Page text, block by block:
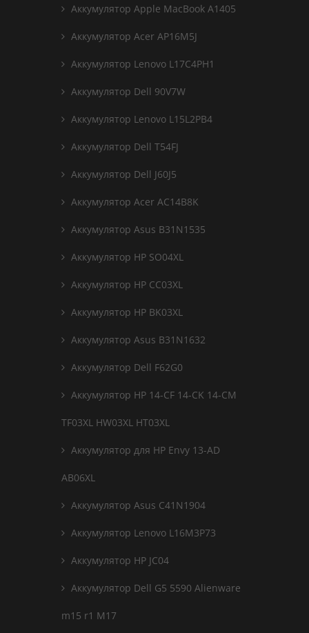
Аккумулятор Apple MacBook A1405
Аккумулятор Acer AP16M5J
Аккумулятор Lenovo L17C4PH1
Аккумулятор Dell 90V7W
Аккумулятор Lenovo L15L2PB4
Аккумулятор Dell T54FJ
Аккумулятор Dell J60J5
Аккумулятор Acer AC14B8K
Аккумулятор Asus B31N1535
Аккумулятор HP SO04XL
Аккумулятор HP CC03XL
Аккумулятор HP BK03XL
Аккумулятор Asus B31N1632
Аккумулятор Dell F62G0
Аккумулятор HP 14-CF 14-CK 14-CM
TF03XL HW03XL HT03XL
Аккумулятор для HP Envy 13-AD
AB06XL
Аккумулятор Asus C41N1904
Аккумулятор Lenovo L16M3P73
Аккумулятор HP JC04
Аккумулятор Dell G5 5590 Alienware
m15 r1 M17